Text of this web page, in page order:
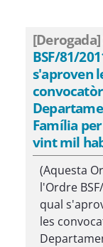
[Derogada]
BSF/81/
s'aproven
Família
vint mil
(Aquesta
l'Ordre
qual
les